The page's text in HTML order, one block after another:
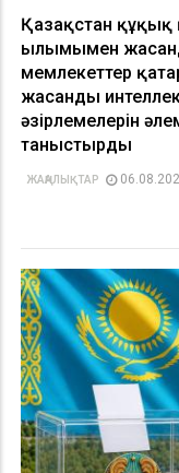
Қазақстан құқық
ғылымымен
мемлекеттер
жасанды
әзірлемелерін
таныстырды
ЖАҢАЛЫҚТАР